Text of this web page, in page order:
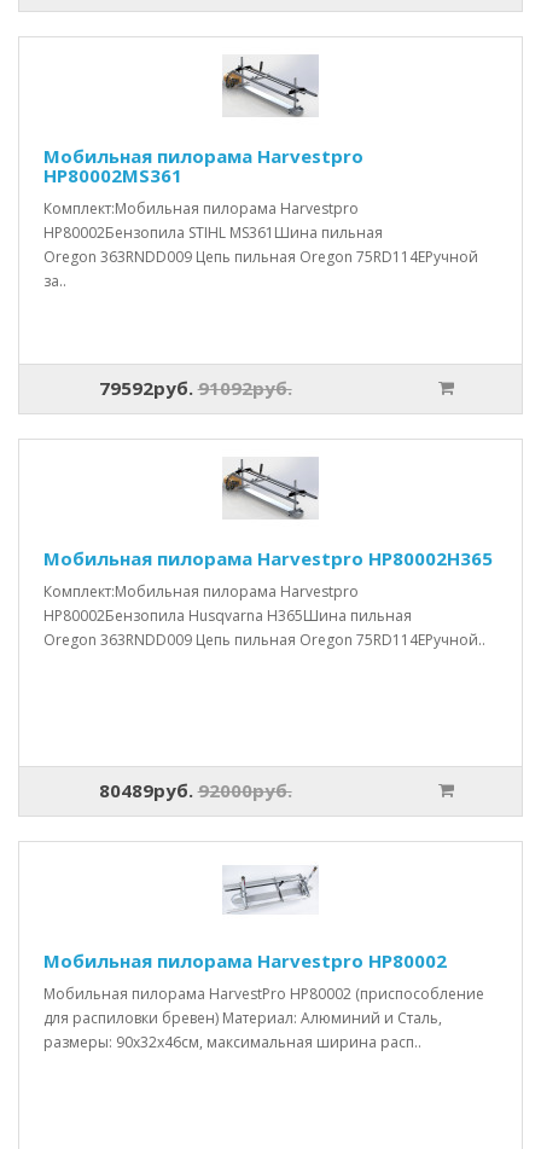
Мобильная пилорама Harvestpro
HP80002MS361
Комплект:Мобильная пилорама Harvestpro
HP80002Бензопила STIHL MS361Шина пильная
Oregon 363RNDD009 Цепь пильная Oregon 75RD114EРучной
за..
79592руб. 91092руб.
Мобильная пилорама Harvestpro HP80002H365
Комплект:Мобильная пилорама Harvestpro
HP80002Бензопила Husqvarna H365Шина пильная
Oregon 363RNDD009 Цепь пильная Oregon 75RD114EРучной..
80489руб. 92000руб.
Мобильная пилорама Harvestpro HP80002
Мобильная пилорама HarvestPro HP80002 (приспособление
для распиловки бревен) Материал: Алюминий и Сталь,
размеры: 90x32x46см, максимальная ширина расп..